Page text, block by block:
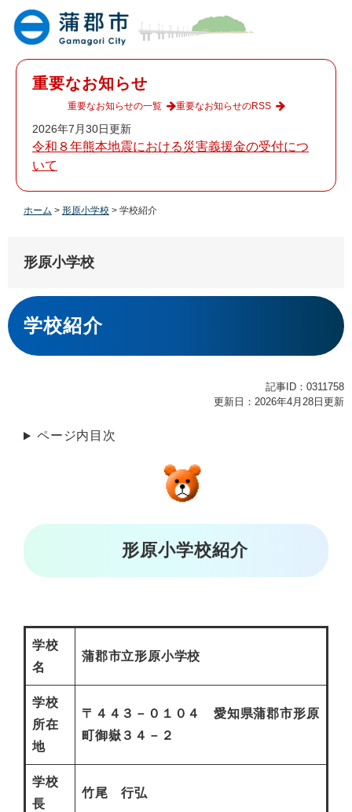
重要なお知らせ
2026年7月30日更新
令和８年熊本地震における災害義援金の受付につ
いて
重要なお知らせの一覧 重要なお知らせのRSS
ホーム > 形原小学校 > 学校紹介
形原小学校
本
文
学校紹介
記事ID：0311758
更新日：2026年4月28日更新
ページ内目次
形原小学校紹介
学校
名
蒲郡市立形原小学校
学校
所在
地
〒４４３－０１０４ 愛知県蒲郡市形原
町御嶽３４－２
学校
長
竹尾 行弘